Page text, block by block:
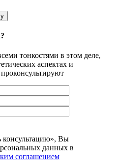
тонкостями в этом деле,
аспектах и
консультацию», Вы
данных в
соглашением